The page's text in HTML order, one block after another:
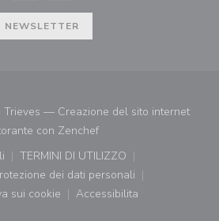
NEWSLETTER
— Creazione del sito internet
con Zenchef((apre una nuova
una nuova finestra))
TERMINI DI UTILIZZO
((apre una nuova finestra))
dei dati personali
((apre una nuova finestra))
sui cookie
((apre una nuova finestra))
Accessibilita
((apre una nuova